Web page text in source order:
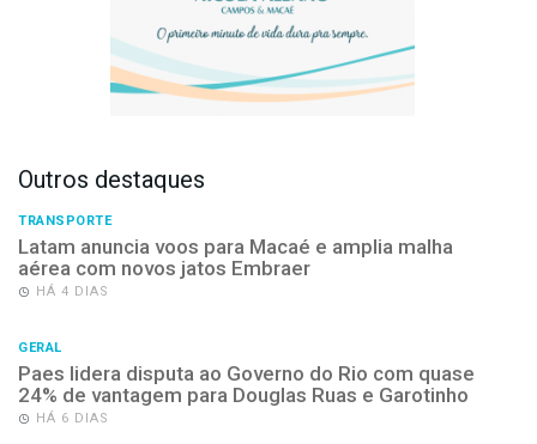
Outros destaques
TRANSPORTE
Latam anuncia voos para Macaé e amplia malha
aérea com novos jatos Embraer
HÁ 4 DIAS
GERAL
Paes lidera disputa ao Governo do Rio com quase
24% de vantagem para Douglas Ruas e Garotinho
HÁ 6 DIAS